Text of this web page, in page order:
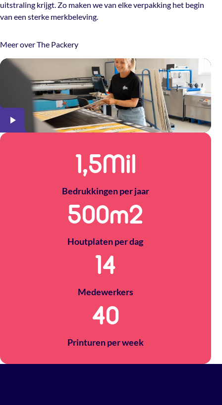
uitstraling krijgt. Zo maken we van elke verpakking het begin
van een sterke merkbeleving.
Meer over The Packery
1,5Mil
Bedrukkingen per jaar
500m2
Houtplaten per dag
14
Medewerkers
40
Printuren per week